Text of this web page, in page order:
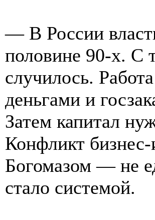
— В России
половине 90-х. С
случилось.
деньгами и
Затем капитал
Конфликт бизнес-
Богомазом — не
стало системой.